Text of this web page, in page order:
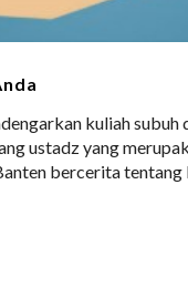
kuliah
ustadz yang
bercerita